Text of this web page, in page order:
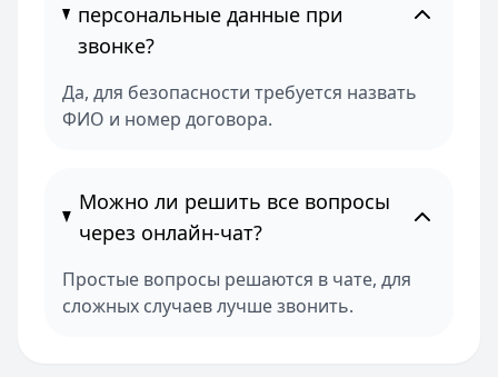
персональные данные при
звонке?
Да, для безопасности требуется назвать
ФИО и номер договора.
Можно ли решить все вопросы
через онлайн-чат?
Простые вопросы решаются в чате, для
сложных случаев лучше звонить.